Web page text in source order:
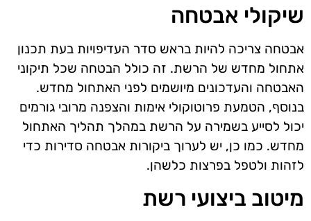
שיקולי אבטחה
אבטחה צריכה להיות בראש סדר העדיפויות בעת תכנון
אתחול מחדש של הרשת. זה כולל הבטחה שכל תיקוני
האבטחה והעדכונים מיושמים לפני האתחול מחדש.
בנוסף, הטמעת פרוטוקולי אימות והצפנה מרובי גורמים
יכול לסייע בשמירה על הרשת במהלך תהליך האתחול
מחדש. כמו כן, יש לערוך ביקורות אבטחה סדירות כדי
לזהות ולטפל בפרצות כלשהן.
מיטוב ביצועי רשת